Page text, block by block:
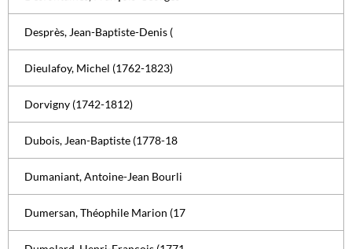
Desprès, Jean-Baptiste-Denis (
Dieulafoy, Michel (1762-1823)
Dorvigny (1742-1812)
Dubois, Jean-Baptiste (1778-18
Dumaniant, Antoine-Jean Bourli
Dumersan, Théophile Marion (17